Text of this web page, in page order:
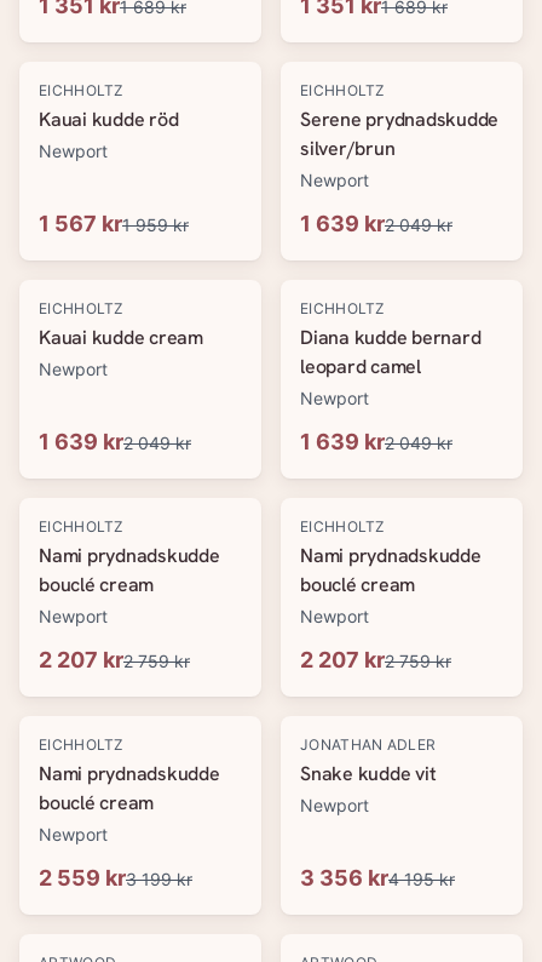
1 351 kr1 689 kr 1 351 kr1 689 kr
-20%
EICHHOLTZ
Kauai kudde röd
Newport
1 567 kr1 959 kr
-20%
EICHHOLTZ
Serene prydnadskudde
silver/brun
Newport
1 639 kr2 049 kr
-20%
EICHHOLTZ
Kauai kudde cream
Newport
1 639 kr2 049 kr
-20%
EICHHOLTZ
Diana kudde bernard
leopard camel
Newport
1 639 kr2 049 kr
-20%
EICHHOLTZ
Nami prydnadskudde
bouclé cream
Newport
2 207 kr2 759 kr
-20%
EICHHOLTZ
Nami prydnadskudde
bouclé cream
Newport
2 207 kr2 759 kr
-20%
EICHHOLTZ
Nami prydnadskudde
bouclé cream
Newport
2 559 kr3 199 kr
-20%
JONATHAN ADLER
Snake kudde vit
Newport
3 356 kr4 195 kr
-30% -20%